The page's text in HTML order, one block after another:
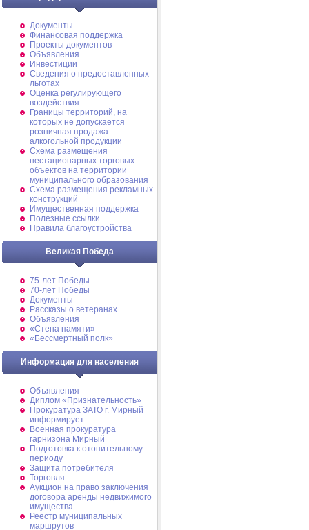
Документы
Финансовая поддержка
Проекты документов
Объявления
Инвестиции
Сведения о предоставленных
льготах
Оценка регулирующего
воздействия
Границы территорий, на
которых не допускается
розничная продажа
алкогольной продукции
Схема размещения
нестационарных торговых
объектов на территории
муниципального образования
Схема размещения рекламных
конструкций
Имущественная поддержка
Полезные ссылки
Правила благоустройства
Великая Победа
75-лет Победы
70-лет Победы
Документы
Рассказы о ветеранах
Объявления
«Стена памяти»
«Бессмертный полк»
Информация для населения
Объявления
Диплом «Признательность»
Прокуратура ЗАТО г. Мирный
информирует
Военная прокуратура
гарнизона Мирный
Подготовка к отопительному
периоду
Защита потребителя
Торговля
Аукцион на право заключения
договора аренды недвижимого
имущества
Реестр муниципальных
маршрутов